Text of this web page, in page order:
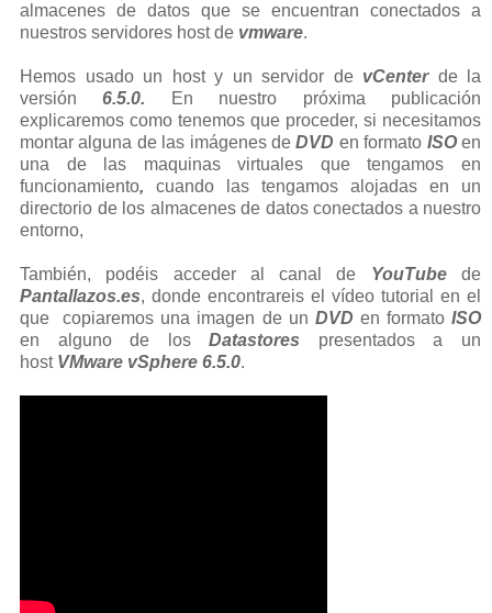
almacenes de datos que se encuentran conectados a
nuestros servidores host de vmware.
Hemos usado un host y un servidor de vCenter de la
versión6.5.0. En nuestro próxima publicación
explicaremos como tenemos que proceder, si necesitamos
montar alguna de las imágenes deDVD en formato ISOen
una de las maquinas virtuales que tengamos en
funcionamiento, cuando las tengamos alojadas en un
directorio de los almacenes de datos conectados a nuestro
entorno,
También, podéis acceder al canal de YouTubede
Pantallazos.es, donde encontrareis el vídeo tutorial en el
que copiaremos una imagen de un DVD en formatoISO
en alguno de losDatastores presentados a un
host VMware vSphere 6.5.0.